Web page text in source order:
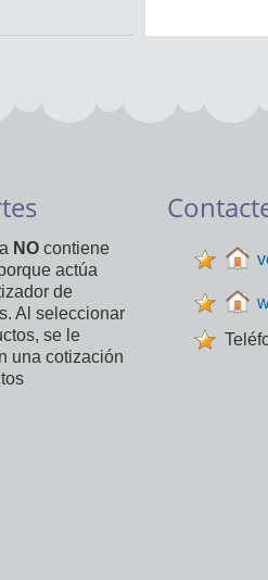
NO contiene
actúa
de
Al seleccionar
se le
una cotización